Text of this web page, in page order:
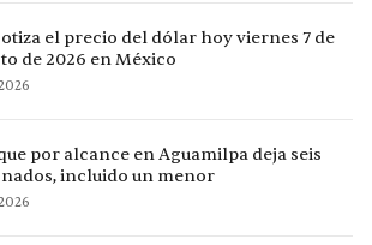
el precio del dólar hoy viernes 7 de
de 2026 en México
por alcance en Aguamilpa deja seis
incluido un menor